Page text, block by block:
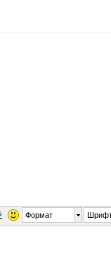
Формат